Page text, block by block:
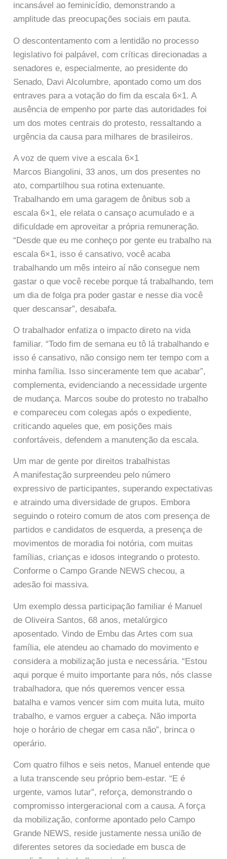
incansável ao feminicídio, demonstrando a
amplitude das preocupações sociais em pauta.
O descontentamento com a lentidão no processo
legislativo foi palpável, com críticas direcionadas a
senadores e, especialmente, ao presidente do
Senado, Davi Alcolumbre, apontado como um dos
entraves para a votação do fim da escala 6×1. A
ausência de empenho por parte das autoridades foi
um dos motes centrais do protesto, ressaltando a
urgência da causa para milhares de brasileiros.
A voz de quem vive a escala 6×1
Marcos Biangolini, 33 anos, um dos presentes no
ato, compartilhou sua rotina extenuante.
Trabalhando em uma garagem de ônibus sob a
escala 6×1, ele relata o cansaço acumulado e a
dificuldade em aproveitar a própria remuneração.
“Desde que eu me conheço por gente eu trabalho na
escala 6×1, isso é cansativo, você acaba
trabalhando um mês inteiro aí não consegue nem
gastar o que você recebe porque tá trabalhando, tem
um dia de folga pra poder gastar e nesse dia você
quer descansar”, desabafa.
O trabalhador enfatiza o impacto direto na vida
familiar. “Todo fim de semana eu tô lá trabalhando e
isso é cansativo, não consigo nem ter tempo com a
minha família. Isso sinceramente tem que acabar”,
complementa, evidenciando a necessidade urgente
de mudança. Marcos soube do protesto no trabalho
e compareceu com colegas após o expediente,
criticando aqueles que, em posições mais
confortáveis, defendem a manutenção da escala.
Um mar de gente por direitos trabalhistas
A manifestação surpreendeu pelo número
expressivo de participantes, superando expectativas
e atraindo uma diversidade de grupos. Embora
seguindo o roteiro comum de atos com presença de
partidos e candidatos de esquerda, a presença de
movimentos de moradia foi notória, com muitas
famílias, crianças e idosos integrando o protesto.
Conforme o Campo Grande NEWS checou, a
adesão foi massiva.
Um exemplo dessa participação familiar é Manuel
de Oliveira Santos, 68 anos, metalúrgico
aposentado. Vindo de Embu das Artes com sua
família, ele atendeu ao chamado do movimento e
considera a mobilização justa e necessária. “Estou
aqui porque é muito importante para nós, nós classe
trabalhadora, que nós queremos vencer essa
batalha e vamos vencer sim com muita luta, muito
trabalho, e vamos erguer a cabeça. Não importa
hoje o horário de chegar em casa não”, brinca o
operário.
Com quatro filhos e seis netos, Manuel entende que
a luta transcende seu próprio bem-estar. “E é
urgente, vamos lutar”, reforça, demonstrando o
compromisso intergeracional com a causa. A força
da mobilização, conforme apontado pelo Campo
Grande NEWS, reside justamente nessa união de
diferentes setores da sociedade em busca de